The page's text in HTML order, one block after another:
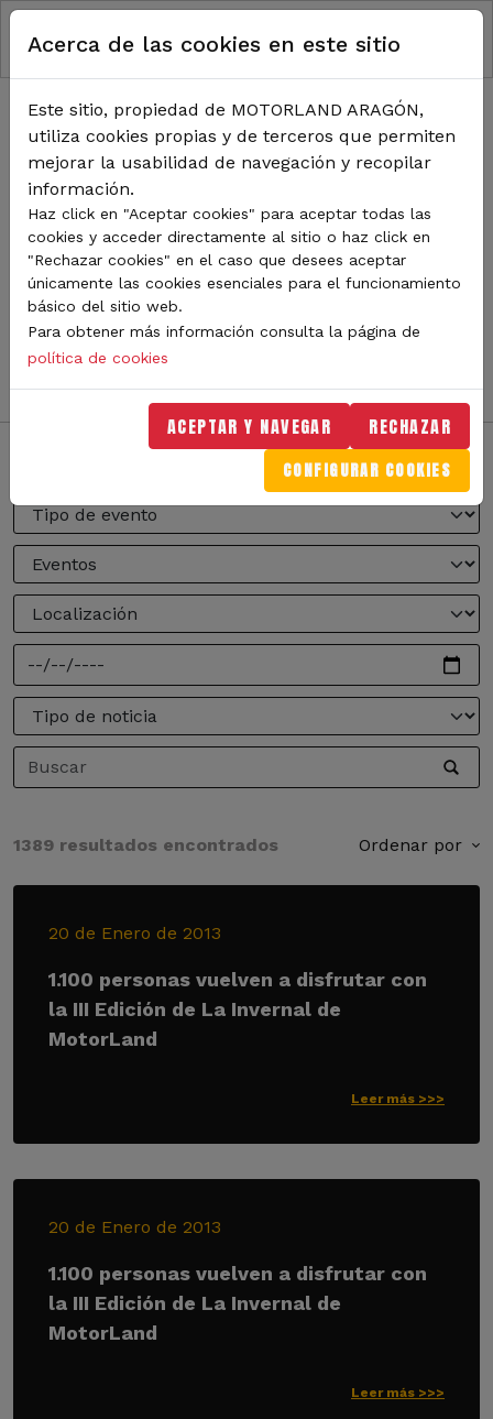
Pasar al contenido principal
RUTA DE NAVEGACIÓN
Inicio Noticias
TODA LA ACTUALIDAD DE
MOTORLAND
Sigue de cerca todas las novedades de MotorLand
Aragón. Aquí encontrarás noticias sobre eventos,
competiciones, pilotos, novedades del circuito y
mucho más. Filtra por categoría o tipo de contenido y
no te pierdas nada del mundo del motor.
1389 resultados encontrados Ordenar por
20 de Enero de 2013
1.100 personas vuelven a disfrutar con
la III Edición de La Invernal de
MotorLand
Leer más >>>
20 de Enero de 2013
1.100 personas vuelven a disfrutar con
la III Edición de La Invernal de
MotorLand
Leer más >>>
Acerca de las cookies en este sitio
Este sitio, propiedad de MOTORLAND ARAGÓN,
utiliza cookies propias y de terceros que permiten
mejorar la usabilidad de navegación y recopilar
información.
Haz click en "Aceptar cookies" para aceptar todas las
cookies y acceder directamente al sitio o haz click en
"Rechazar cookies" en el caso que desees aceptar
únicamente las cookies esenciales para el funcionamiento
básico del sitio web.
Para obtener más información consulta la página de
política de cookies
ACEPTAR Y NAVEGAR RECHAZAR
CONFIGURAR COOKIES